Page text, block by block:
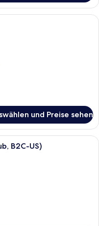
modernes Hotelzimmer mit
und Preise sehen
Bett mit gemustertem Überwurf,
B2C-US)